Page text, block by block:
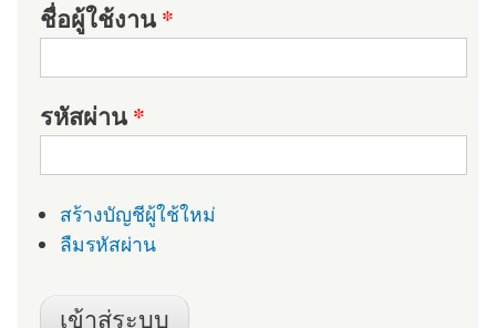
ชื่อผู้ใช้งาน*
รหัสผ่าน*
สร้างบัญชีผู้ใช้ใหม่
ลืมรหัสผ่าน